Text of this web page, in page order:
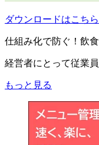
ダウンロードはこちら
仕組み化で防ぐ！飲
経営者にとって従業
もっと見る